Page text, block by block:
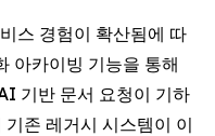
스 경험이 확산됨에 따
아카이빙 기능을 통해
기반 문서 요청이 기하
존 레거시 시스템이 이